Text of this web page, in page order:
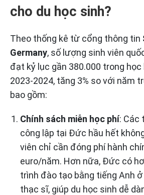
cho du học sinh?
Theo thống kê từ cổng thông tin
Germany, số lượng sinh viên
đạt kỷ lục gần 380.000 trong
2023-2024, tăng 3% so với năm
bao gồm:
Chính sách miễn học phí: Các
công lập tại Đức hầu hết
viên chỉ cần đóng phí hành
euro/năm. Hơn nữa, Đức có
trình đào tạo bằng tiếng Anh
thạc sĩ, giúp du học sinh dễ